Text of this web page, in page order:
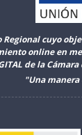
cuyo
online en
de la
"Una manera